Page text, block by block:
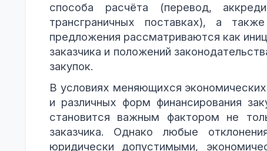
способа расчёта (перевод,
трансграничных поставках), а
предложения рассматриваются как
заказчика и положений
закупок.
В условиях меняющихся
и различных форм финансирования
становится важным фактором не
заказчика. Однако любые
юридически допустимыми,